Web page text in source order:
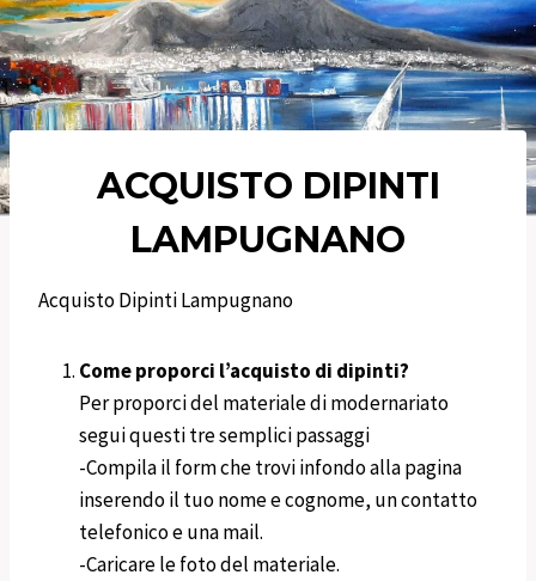
ACQUISTO DIPINTI
LAMPUGNANO
Acquisto Dipinti Lampugnano
Come proporci l’acquisto di dipinti?
Per proporci del materiale di modernariato
segui questi tre semplici passaggi
-Compila il form che trovi infondo alla pagina
inserendo il tuo nome e cognome, un contatto
telefonico e una mail.
-Caricare le foto del materiale.